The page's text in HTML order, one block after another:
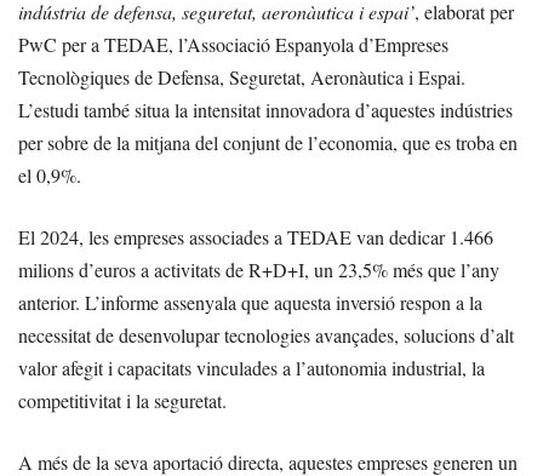
indústria de defensa, seguretat, aeronàutica i espai’, elaborat per
PwC per a TEDAE, l’Associació Espanyola d’Empreses
Tecnològiques de Defensa, Seguretat, Aeronàutica i Espai.
L’estudi també situa la intensitat innovadora d’aquestes indústries
per sobre de la mitjana del conjunt de l’economia, que es troba en
el 0,9%.
El 2024, les empreses associades a TEDAE van dedicar 1.466
milions d’euros a activitats de R+D+I, un 23,5% més que l’any
anterior. L’informe assenyala que aquesta inversió respon a la
necessitat de desenvolupar tecnologies avançades, solucions d’alt
valor afegit i capacitats vinculades a l’autonomia industrial, la
competitivitat i la seguretat.
A més de la seva aportació directa, aquestes empreses generen un